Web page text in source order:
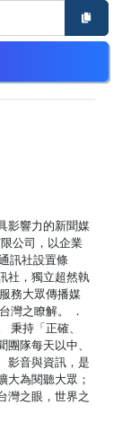
影響力的新聞媒
公司，以企業
訊社設置條
社，獨立超然執
務大眾傳播媒
灣之瞭解。 ．
秉持「正確、
隊每天以中、
影音與資訊，是
大為閱聽大眾；
灣之眼，世界之